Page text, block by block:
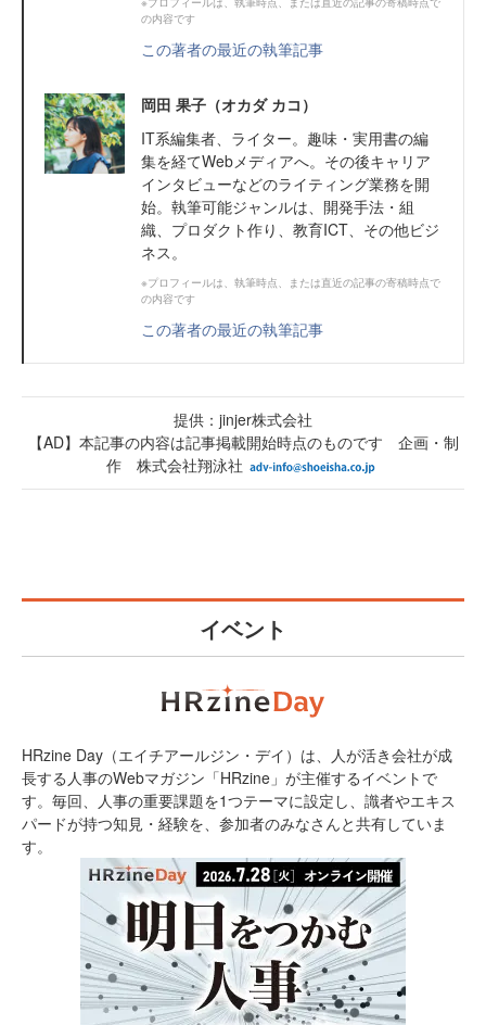
の内容です
この著者の最近の執筆記事
岡田 果子（オカダ カコ）
IT系編集者、ライター。趣味・実用書の編
集を経てWebメディアへ。その後キャリア
インタビューなどのライティング業務を開
始。執筆可能ジャンルは、開発手法・組
織、プロダクト作り、教育ICT、その他ビジ
ネス。
※プロフィールは、執筆時点、または直近の記事の寄稿時点で
の内容です
この著者の最近の執筆記事
提供：jinjer株式会社
【AD】本記事の内容は記事掲載開始時点のものです 企画・制
作 株式会社翔泳社
イベント
HRzine Day（エイチアールジン・デイ）は、人が活き会社が成
長する人事のWebマガジン「HRzine」が主催するイベントで
す。毎回、人事の重要課題を1つテーマに設定し、識者やエキス
パードが持つ知見・経験を、参加者のみなさんと共有していま
す。